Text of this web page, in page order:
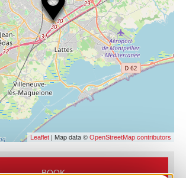
Leaflet | Map data © OpenStreetMap contributors
BOOK